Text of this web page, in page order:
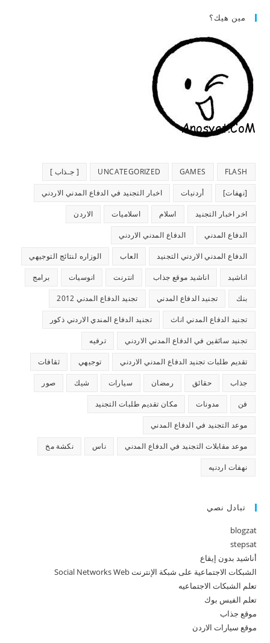
مين هيك؟
FLASH
GAMES
UNCATEGORIZED [ جـذاب ]
[نهفات] أردنيات اخبار التجنيد في الدفاع المدني الاردني
اخر اخبار التجنيد اسلام اسلاميات الاردن
الدفاع المدني الدفاع المدني الاردني
الدفاع المدني الاردني التجنيد العاب الوزاره لنتائج التوجيهي
اناشيد اناشيد موقع جذاب انترنت انوسيات برامج
بنك تجنيد الدفاع المدني تجنيد الدفاع المدني 2012
تجنيد الدفاع المدني اناث تجنيد الدفاع المندي الاردني ذكور
تجنيد سائقين في الدفاع المدني الاردني ترفيه
تقديم طلبات تجنيد الدفاع المدني الاردني توجيهي ثقافات
جذاب حقائق رمضان سيارات شيك صور
فن مدونات مكان تقديم طلبات التجنيد
موعد التجنيد في الدفاع المدني
موعد مقابلات التجنيد في الدفاع المدني ناس نكشة مخ
نهفات اردنيه
تبادل نصي
blogzat
stepsat
أناشيد بدون إيقاع
الشبكات الاجتماعية على شبكة الإنترنت Social Networks Web
تعلم الشبكات الاجتماعيه
تعلم الفيس بوك
موقع جذاب
موقع سيارات الاردن